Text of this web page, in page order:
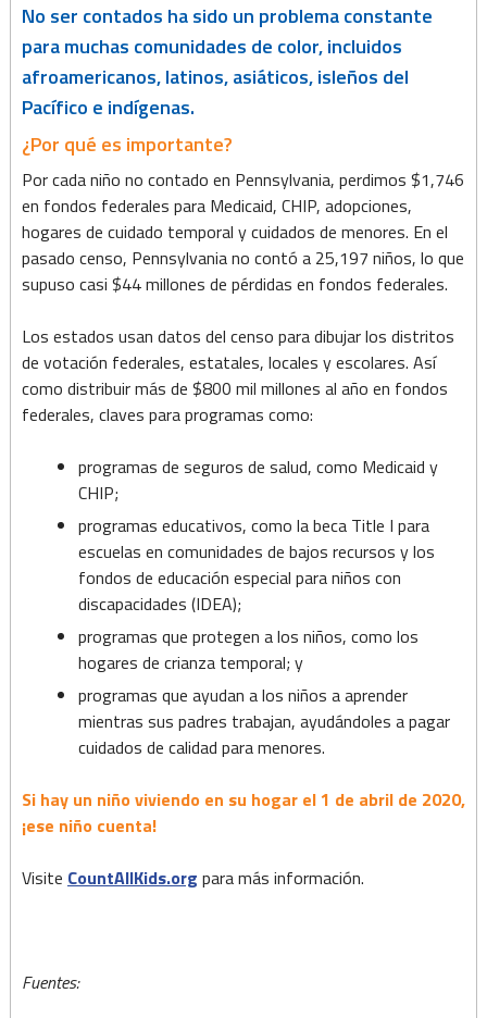
No ser contados ha sido un problema constante
para muchas comunidades de color, incluidos
afroamericanos, latinos, asiáticos, isleños del
Pacífico e indígenas.
¿Por qué es importante?
Por cada niño no contado en Pennsylvania, perdimos $1,746
en fondos federales para Medicaid, CHIP, adopciones,
hogares de cuidado temporal y cuidados de menores. En el
pasado censo, Pennsylvania no contó a 25,197 niños, lo que
supuso casi $44 millones de pérdidas en fondos federales.
Los estados usan datos del censo para dibujar los distritos
de votación federales, estatales, locales y escolares. Así
como distribuir más de $800 mil millones al año en fondos
federales, claves para programas como:
programas de seguros de salud, como Medicaid y
CHIP;
programas educativos, como la beca Title I para
escuelas en comunidades de bajos recursos y los
fondos de educación especial para niños con
discapacidades (IDEA);
programas que protegen a los niños, como los
hogares de crianza temporal; y
programas que ayudan a los niños a aprender
mientras sus padres trabajan, ayudándoles a pagar
cuidados de calidad para menores.
Si hay un niño viviendo en su hogar el 1 de abril de 2020,
¡ese niño cuenta!
Visite CountAllKids.org para más información.
Fuentes: